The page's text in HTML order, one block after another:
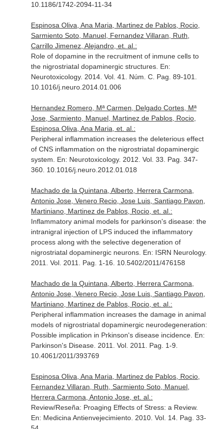
10.1186/1742-2094-11-34
Espinosa Oliva, Ana Maria, Martinez de Pablos, Rocio,
Sarmiento Soto, Manuel, Fernandez Villaran, Ruth,
Carrillo Jimenez, Alejandro, et. al.:
Role of dopamine in the recruitment of inmune cells to
the nigrostriatal dopaminergic structures. En:
Neurotoxicology. 2014. Vol. 41. Núm. C. Pag. 89-101.
10.1016/j.neuro.2014.01.006
Hernandez Romero, Mª Carmen, Delgado Cortes, Mª
Jose, Sarmiento, Manuel, Martinez de Pablos, Rocio,
Espinosa Oliva, Ana Maria, et. al.:
Peripheral inflammation increases the deleterious effect
of CNS inflammation on the nigrostriatal dopaminergic
system. En: Neurotoxicology. 2012. Vol. 33. Pag. 347-
360. 10.1016/j.neuro.2012.01.018
Machado de la Quintana, Alberto, Herrera Carmona,
Antonio Jose, Venero Recio, Jose Luis, Santiago Pavon,
Martiniano, Martinez de Pablos, Rocio, et. al.:
Inflammatory animal models for parkinson's disease: the
intranigral injection of LPS induced the inflammatory
process along with the selective degeneration of
nigrostriatal dopaminergic neurons. En: ISRN Neurology.
2011. Vol. 2011. Pag. 1-16. 10.5402/2011/476158
Machado de la Quintana, Alberto, Herrera Carmona,
Antonio Jose, Venero Recio, Jose Luis, Santiago Pavon,
Martiniano, Martinez de Pablos, Rocio, et. al.:
Peripheral inflammation increases the damage in animal
models of nigrostriatal dopaminergic neurodegeneration:
Possible implication in Prkinson's disease incidence. En:
Parkinson's Disease. 2011. Vol. 2011. Pag. 1-9.
10.4061/2011/393769
Espinosa Oliva, Ana Maria, Martinez de Pablos, Rocio,
Fernandez Villaran, Ruth, Sarmiento Soto, Manuel,
Herrera Carmona, Antonio Jose, et. al.:
Review/Reseña: Proaging Effects of Stress: a Review.
En: Medicina Antienvejecimiento. 2010. Vol. 14. Pag. 33-